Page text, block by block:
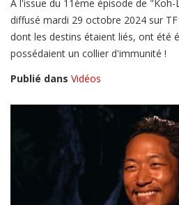
À l'issue du 11ème épisode de
diffusé mardi 29 octobre 2024 sur
dont les destins étaient liés, ont été
possédaient un collier d'immunité !
Publié dans Vidéos